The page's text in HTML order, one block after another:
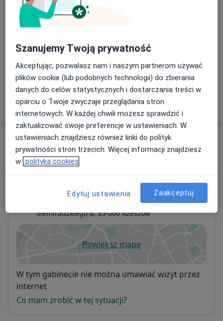
Laseroterapia zmian skórnych
Szczegóły
Skleroterapia
Szczegóły
W jaki sposób ustalane są ceny?
Adresy (2)
Adres 1 Adres 2
Centrum medyczne SABAMED
Siemiradzkiego 6,35-006Rzeszów
Powiększ mapęotwiera się w nowej karcie
Dostępność
W tym gabinecie nie można umawiać wizyt przez
internet
Co mam zrobić w tej sytuacji?
Szanujemy Twoją prywatność
Akceptując, pozwalasz nam i naszym partnerom używać
plików cookie (lub podobnych technologii) do zbierania
danych do celów statystycznych i dostarczania treści w
oparciu o Twoje zwyczaje przeglądania stron
internetowych. W każdej chwili możesz sprawdzić i
zaktualizować swoje preferencje w ustawieniach. W
ustawieniach znajdziesz również linki do polityk
prywatności stron trzecich. Więcej informacji znajdziesz
w polityka cookies
Edytuj ustawienia Zaakceptuj